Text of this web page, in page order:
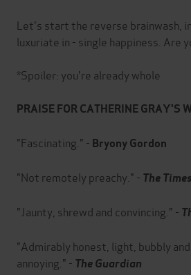
Let's start the reverse brainwash,
luxuriate in - single happiness. Are
*Spoiler: you're already whole
PRAISE FOR CATHERINE GRAY'S
"Fascinating." - Bryony Gordon
"Not remotely preachy." - The Times
"Jaunty, shrewd and convincing." -
"Admirably honest, light, bubbly
annoying." - The Guardian